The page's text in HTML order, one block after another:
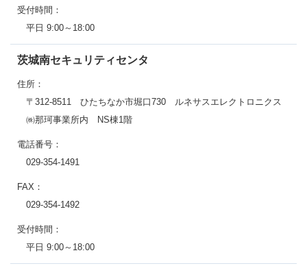
受付時間：
平日 9:00～18:00
茨城南セキュリティセンタ
住所：
〒312-8511 ひたちなか市堀口730 ルネサスエレクトロニクス
㈱那珂事業所内 NS棟1階
電話番号：
029-354-1491
FAX：
029-354-1492
受付時間：
平日 9:00～18:00